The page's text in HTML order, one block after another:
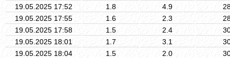
19.05.2025 17:52
1.8 4.9
19.05.2025 17:55
1.6 2.3
19.05.2025 17:58
1.5 2.4
19.05.2025 18:01
1.7 3.1
19.05.2025 18:04
1.5 2.0